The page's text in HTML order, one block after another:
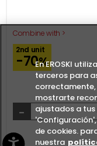
Combine with >
2nd unit
-70%
-
En EROSKI
terceros para
mostrarte
ajustados a
de cookies.
nuestra